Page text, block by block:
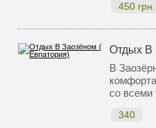
450 грн.
Отдых В
В
со
340